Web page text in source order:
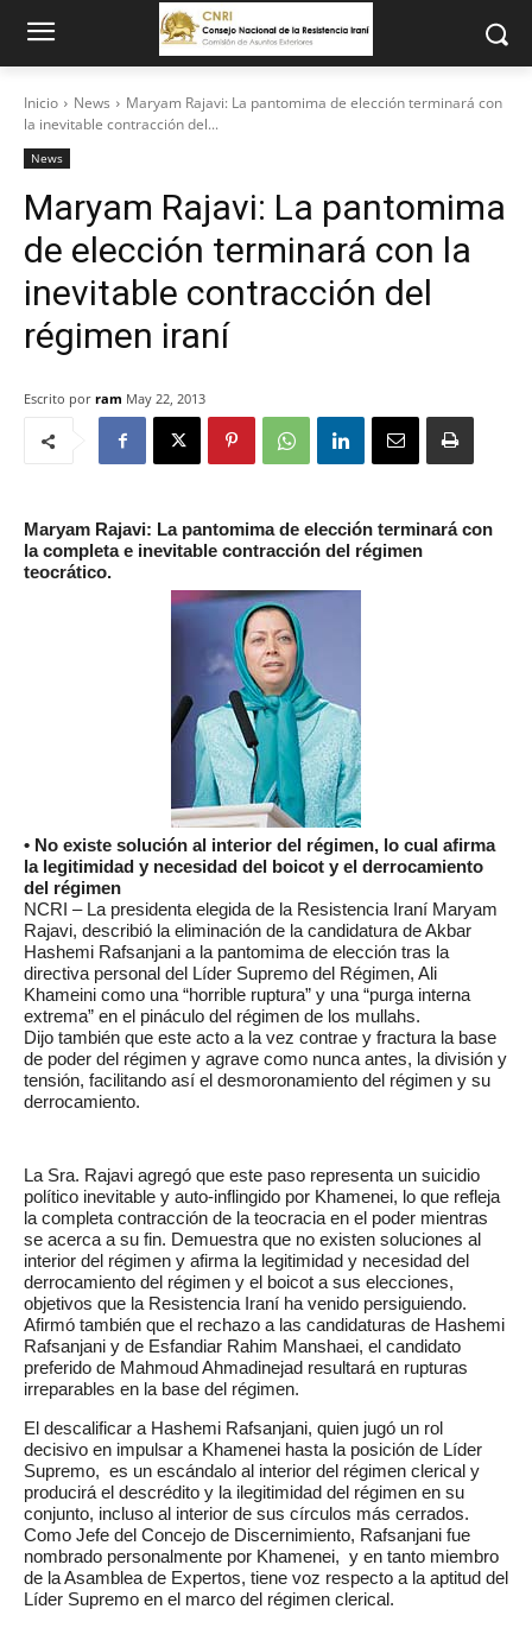
Inicio News
Maryam Rajavi: La pantomima de elección terminará con
la inevitable contracción del...
News
Maryam Rajavi: La pantomima
de elección terminará con la
inevitable contracción del
régimen iraní
Escrito por ram May 22, 2013
Maryam Rajavi: La pantomima de elección terminará con
la completa e inevitable contracción del régimen
teocrático.
• No existe solución al interior del régimen, lo cual afirma
la legitimidad y necesidad del boicot y el derrocamiento
del régimen
NCRI – La presidenta elegida de la Resistencia Iraní Maryam
Rajavi, describió la eliminación de la candidatura de Akbar
Hashemi Rafsanjani a la pantomima de elección tras la
directiva personal del Líder Supremo del Régimen, Ali
Khameini como una “horrible ruptura” y una “purga interna
extrema” en el pináculo del régimen de los mullahs.
Dijo también que este acto a la vez contrae y fractura la base
de poder del régimen y agrave como nunca antes, la división y
tensión, facilitando así el desmoronamiento del régimen y su
derrocamiento.
La Sra. Rajavi agregó que este paso representa un suicidio
político inevitable y auto-inflingido por Khamenei, lo que refleja
la completa contracción de la teocracia en el poder mientras
se acerca a su fin. Demuestra que no existen soluciones al
interior del régimen y afirma la legitimidad y necesidad del
derrocamiento del régimen y el boicot a sus elecciones,
objetivos que la Resistencia Iraní ha venido persiguiendo.
Afirmó también que el rechazo a las candidaturas de Hashemi
Rafsanjani y de Esfandiar Rahim Manshaei, el candidato
preferido de Mahmoud Ahmadinejad resultará en rupturas
irreparables en la base del régimen.
El descalificar a Hashemi Rafsanjani, quien jugó un rol
decisivo en impulsar a Khamenei hasta la posición de Líder
Supremo, es un escándalo al interior del régimen clerical y
producirá el descrédito y la ilegitimidad del régimen en su
conjunto, incluso al interior de sus círculos más cerrados.
Como Jefe del Concejo de Discernimiento, Rafsanjani fue
nombrado personalmente por Khamenei, y en tanto miembro
de la Asamblea de Expertos, tiene voz respecto a la aptitud del
Líder Supremo en el marco del régimen clerical.